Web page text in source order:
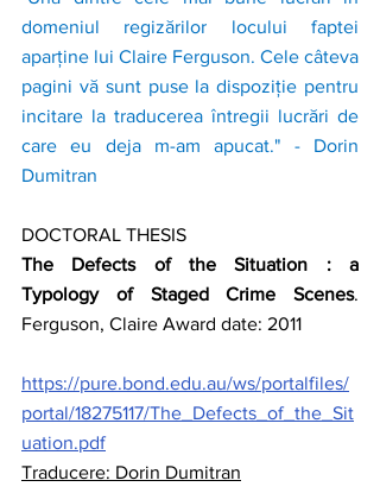
domeniul regizărilor locului faptei
aparține lui Claire Ferguson. Cele câteva
pagini vă sunt puse la dispoziție pentru
incitare la traducerea întregii lucrări de
care eu deja m-am apucat." - Dorin
Dumitran
DOCTORAL THESIS
The Defects of the Situation : a
Typology of Staged Crime Scenes.
Ferguson, Claire Award date: 2011
https://pure.bond.edu.au/ws/portalfiles/
portal/18275117/The_Defects_of_the_Sit
uation.pdf
Traducere: Dorin Dumitran